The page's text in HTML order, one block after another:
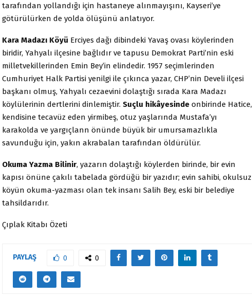
tarafından yollandığı için hastaneye alınmayışını, Kayseri’ye
götürülürken de yolda ölüşünü anlatıyor.
Kara Madazı Köyü Erciyes dağı dibindeki Yavaş ovası köylerinden
biridir, Yahyalı ilçesine bağlıdır ve tapusu Demokrat Parti’nin eski
milletvekillerinden Emin Bey’in elindedir. 1957 seçimlerinden
Cumhuriyet Halk Partisi yenilgi ile çıkınca yazar, CHP’nin Develi ilçesi
başkanı olmuş, Yahyalı cezaevini dolaştığı sırada Kara Madazı
köylülerinin dertlerini dinlemiştir. Suçlu hikâyesinde onbirinde Hatice,
kendisine tecavüz eden yirmibeş, otuz yaşlarında Mustafa’yı
karakolda ve yargıçlann önünde büyük bir umursamazlıkla
savunduğu için, yakın akrabalan tarafından öldürülür.
Okuma Yazma Bilinir, yazarın dolaştığı köylerden birinde, bir evin
kapısı önüne çakılı tabelada gördüğü bir yazıdır; evin sahibi, okulsuz
köyün okuma-yazması olan tek insanı Salih Bey, eski bir belediye
tahsildarıdır.
Çıplak Kitabı Özeti
PAYLAŞ 0 0